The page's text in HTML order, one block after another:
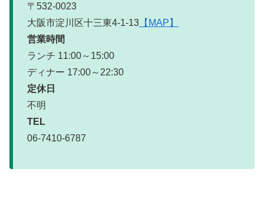
〒532-0023
大阪市淀川区十三東4-1-13 【MAP】
営業時間
ランチ 11:00～15:00
ディナー 17:00～22:30
定休日
不明
TEL
06-7410-6787